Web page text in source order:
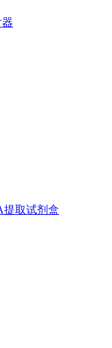
取试剂盒